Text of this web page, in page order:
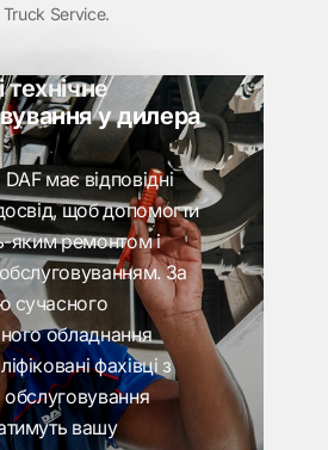
Truck Service.
технічне
у дилера
має відповідні
щоб допомогти
яким ремонтом і
За
сучасного
обладнання
фахівці з
обслуговування
вашу